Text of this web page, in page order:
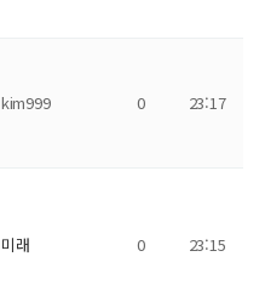
kim999 0 23:17
미래 0 23:15